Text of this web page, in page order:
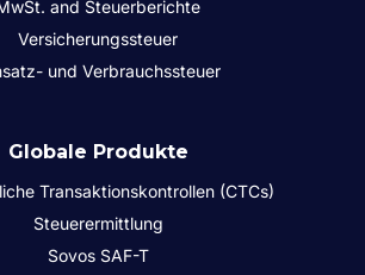
and Steuerberichte
Versicherungssteuer
und Verbrauchssteuer
Globale Produkte
Transaktionskontrollen (CTCs)
Steuerermittlung
Sovos SAF-T